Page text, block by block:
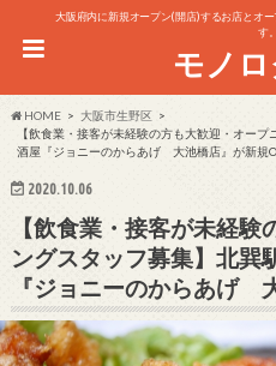
大阪府内に新規オープン(開店)するお店とオ
す。
モノ
HOME
大阪市生野区
【飲食業・接客が未経験の方も大歓迎・オー
酒屋『ジョニーのからあげ 大池橋店』が新規
2020.10.06
【飲食業・接客が未経
ングスタッフ募集】北巽
『ジョニーのからあげ